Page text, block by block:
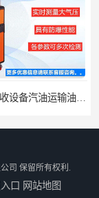
司 保留所有权利.
口 网站地图